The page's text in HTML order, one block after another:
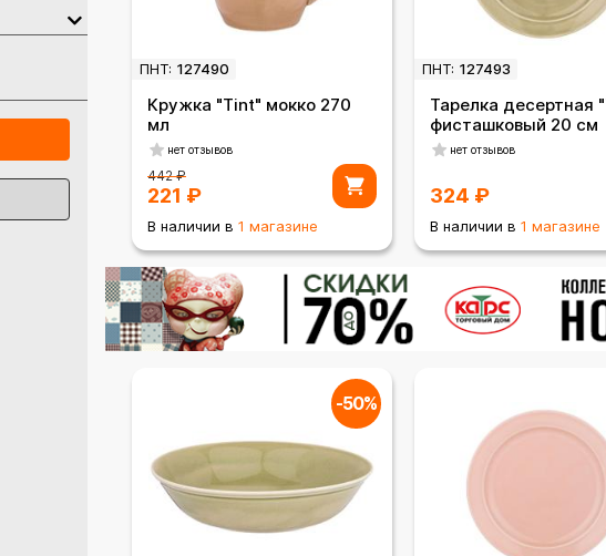
ПНТ: 127490
Кружка "Tint" мокко 270
мл
нет отзывов
442₽
221 ₽
В наличии в 1 магазине
ПНТ: 127493
Тарелка десертная
фисташковый 20 см
нет отзывов
324 ₽
В наличии в 1 магазине
-50%